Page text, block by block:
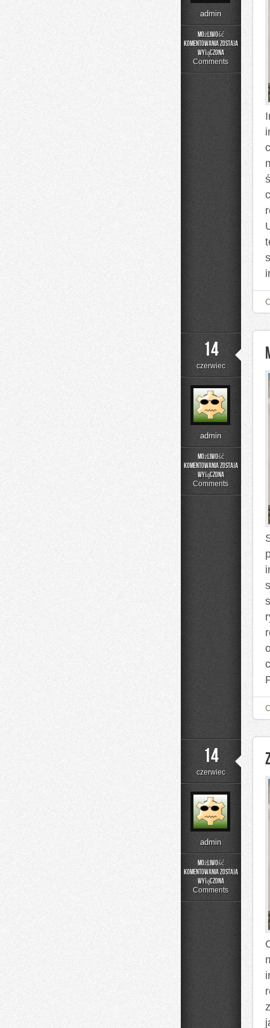
admin
Możliwość
komentowania
Poradniki
Użytkownika
została
wyłączona
Comments
14
czerwiec
admin
Możliwość
komentowania
Size
została
wyłączona
Comments
14
czerwiec
admin
Możliwość
komentowania
Zapachowe
Inspiracje
została
wyłączona
Comments